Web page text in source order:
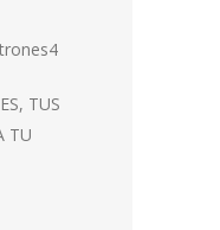
TUS
TU